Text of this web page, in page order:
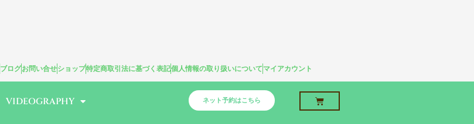
ブログお問い合せショップ特定商取引法に基づく表記個人情報の取り扱いについて マイアカウント
VIDEOGRAPHY
ネット予約はこちら Cart